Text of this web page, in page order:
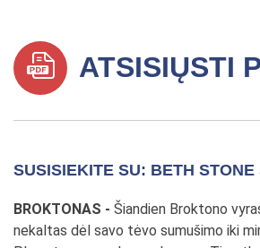
ATSISIŲSTI
SUSISIEKITE SU: BETH STONE
BROKTONAS - Šiandien Broktono
nekaltas dėl savo tėvo sumušimo iki